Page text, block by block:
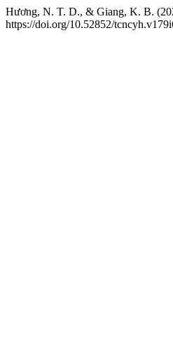
Hương, N. T. D., & Giang, K. B.
https://doi.org/10.52852/